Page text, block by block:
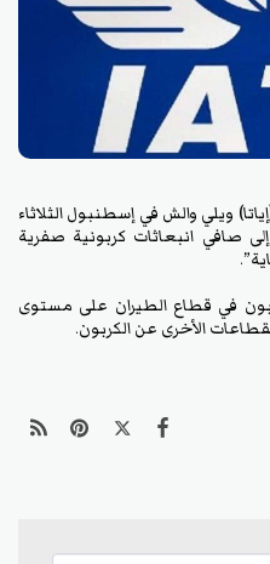
ويلي والش في إسطنبول الثلاثاء
صافي انبعاثات كربونية صفرية
في قطاع الطيران على مستوى
الأخرى عن الكربون.